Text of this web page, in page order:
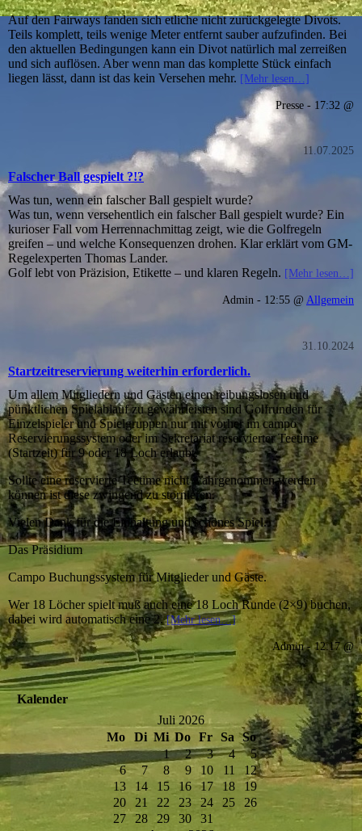
Auf den Fairways fanden sich etliche nicht zurückgelegte Divots.
Teils komplett, teils wenige Meter entfernt sauber aufzufinden. Bei
den aktuellen Bedingungen kann ein Divot natürlich mal zerreißen
und sich auflösen. Aber wenn man das komplette Stück einfach
liegen lässt, dann ist das kein Versehen mehr. [Mehr lesen…]
Presse - 17:32 @
11.07.2025
Falscher Ball gespielt ?!?
Was tun, wenn ein falscher Ball gespielt wurde?
Was tun, wenn versehentlich ein falscher Ball gespielt wurde? Ein
kurioser Fall vom Herrennachmittag zeigt, wie die Golfregeln
greifen – und welche Konsequenzen drohen. Klar erklärt vom GM-
Regelexperten Thomas Lander.
Golf lebt von Präzision, Etikette – und klaren Regeln. [Mehr lesen…]
Admin - 12:55 @ Allgemein
31.10.2024
Startzeitreservierung weiterhin erforderlich.
Um allem Mitgliedern und Gästen einen reibungslosen und
pünktlichen Spielablauf zu gewährleisten sind Golfrunden für
Einzelspieler und Spielgruppen nur mit vorher im campo
Reservierungssystem oder im Sekretariat reservierter Teetime
(Startzeit) für 9 oder 18 Loch erlaubt.
Sollte eine reservierte Teetime nicht wahrgenommen werden
können ist diese zwingend zu stornieren.
Vielen Dank für die Einhaltung und schönes Spiel.
Das Präsidium
Campo Buchungssystem für Mitglieder und Gäste.
Wer 18 Löcher spielt muß auch eine 18 Loch Runde (2×9) buchen,
dabei wird automatisch eine 2.[Mehr lesen…]
Admin - 12:17 @
Kalender
Juli 2026
Mo
Di Mi Do Fr Sa
So
1
2 3 4
5
6
7 8 9 10 11
12
13
14 15 16 17 18
19
20
21 22 23 24 25
26
27
28 29 30
31